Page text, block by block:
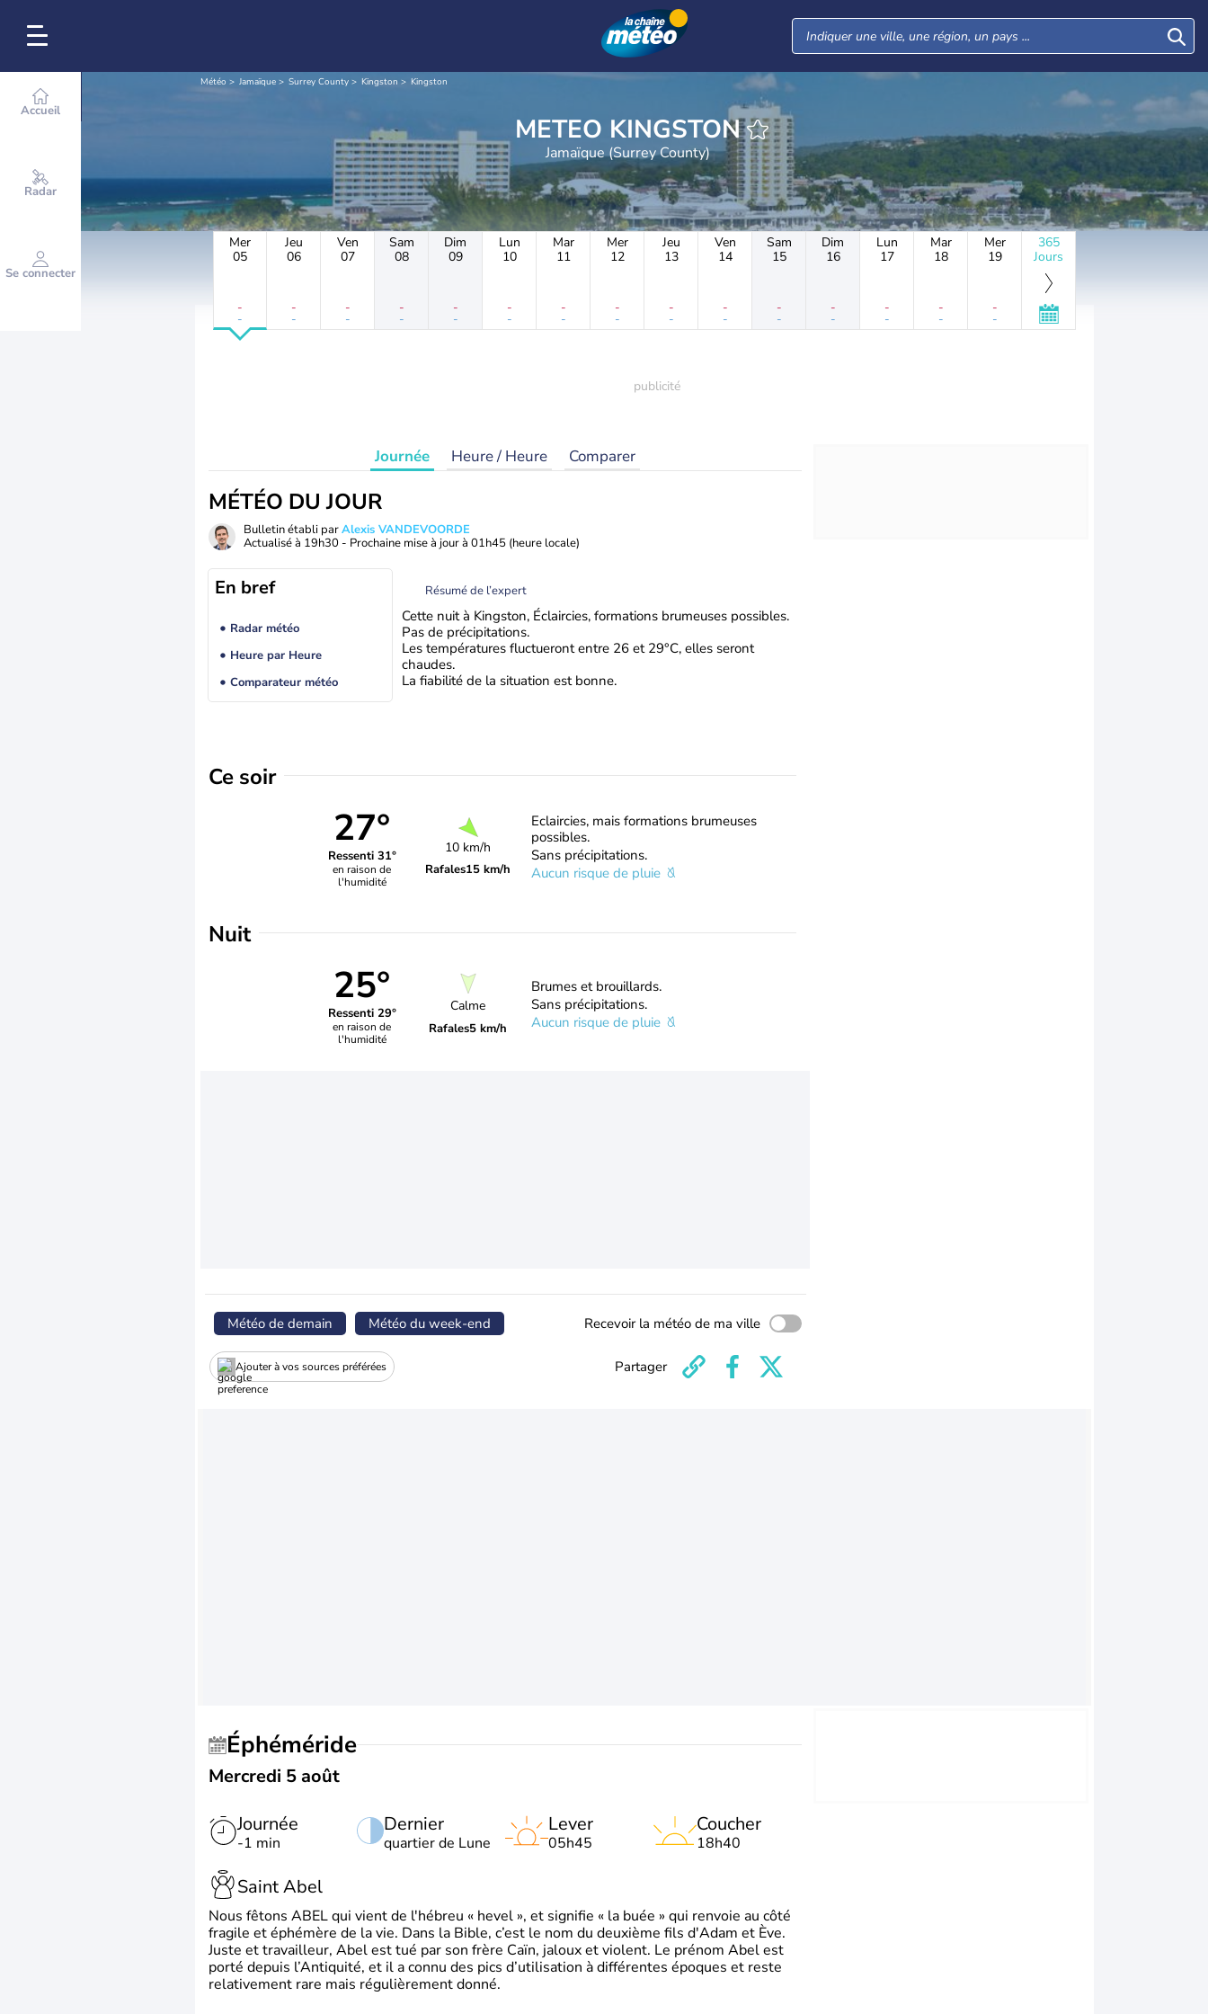
Accueil
Radar
Se connecter
Météo Jamaïque Surrey County Kingston Kingston
METEO KINGSTON
Jamaïque (Surrey County)
Mer
05
-
-
Jeu
06
-
-
Ven
07
-
-
Sam
08
-
-
Dim
09
-
-
Lun
10
-
-
Mar
11
-
-
Mer
12
-
-
Jeu
13
-
-
Ven
14
-
-
Sam
15
-
-
Dim
16
-
-
Lun
17
-
-
Mar
18
-
-
Mer
19
-
-
365
Jours
Journée Heure / Heure Comparer
MÉTÉO DU JOUR
Bulletin établi parAlexis VANDEVOORDE
Actualisé à 19h30 - Prochaine mise à jour à 01h45 (heure locale)
En bref
Radar météo
Heure par Heure
Comparateur météo
Résumé de l’expert
Cette nuit à Kingston, Éclaircies, formations brumeuses possibles.
Pas de précipitations.
Les températures fluctueront entre 26 et 29°C, elles seront
chaudes.
La fiabilité de la situation est bonne.
Ce soir
27°
Ressenti 31°
en raison de
l'humidité
10 km/h
Rafales15 km/h
Eclaircies, mais formations brumeuses
possibles.
Sans précipitations.
Aucun risque de pluie
Nuit
25°
Ressenti 29°
en raison de
l'humidité
Calme
Rafales5 km/h
Brumes et brouillards.
Sans précipitations.
Aucun risque de pluie
Météo de demain Météo du week-end Recevoir la météo de ma ville
Ajouter à vos sources préférées Partager
Éphéméride
Mercredi 5 août
Journée
-1 min
Dernier
quartier de Lune
Lever
05h45
Coucher
18h40
Saint Abel
Nous fêtons ABEL qui vient de l'hébreu « hevel », et signifie « la buée » qui renvoie au côté
fragile et éphémère de la vie. Dans la Bible, c’est le nom du deuxième fils d'Adam et Ève.
Juste et travailleur, Abel est tué par son frère Caïn, jaloux et violent. Le prénom Abel est
porté depuis l’Antiquité, et il a connu des pics d’utilisation à différentes époques et reste
relativement rare mais régulièrement donné.